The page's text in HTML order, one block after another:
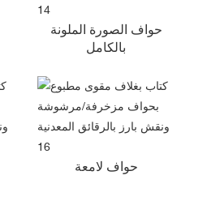
حواف الصورة الملونة
بالكامل
حواف لامعة